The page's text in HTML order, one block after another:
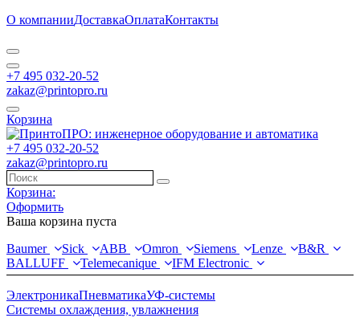
О компанииДоставкаОплатаКонтакты
+7 495 032-20-52
zakaz@printopro.ru
Корзина
+7 495 032-20-52
zakaz@printopro.ru
Корзина:
Оформить
Ваша корзина пуста
Baumer
Sick ABB Omron Siemens Lenze
B&R
BALLUFF
Telemecanique IFM Electronic
ЭлектроникаПневматикаУФ-системы
Системы охлаждения, увлажнения